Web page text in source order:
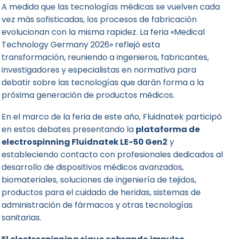
A medida que las tecnologías médicas se vuelven cada
vez más sofisticadas, los procesos de fabricación
evolucionan con la misma rapidez. La feria «Medical
Technology Germany 2026» reflejó esta
transformación, reuniendo a ingenieros, fabricantes,
investigadores y especialistas en normativa para
debatir sobre las tecnologías que darán forma a la
próxima generación de productos médicos.
En el marco de la feria de este año, Fluidnatek participó
en estos debates presentando la plataforma de
electrospinning Fluidnatek LE-50 Gen2 y
estableciendo contacto con profesionales dedicados al
desarrollo de dispositivos médicos avanzados,
biomateriales, soluciones de ingeniería de tejidos,
productos para el cuidado de heridas, sistemas de
administración de fármacos y otras tecnologías
sanitarias.